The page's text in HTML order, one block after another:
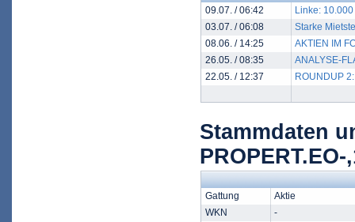
09.07. / 06:42
Linke:
03.07. / 06:08
Starke
08.06. / 14:25
AKTIEN IM
26.05. / 08:35
ANALYSE-
22.05. / 12:37
ROUNDUP
Stammdaten
PROPERT.EO-
Gattung
Aktie
WKN
-